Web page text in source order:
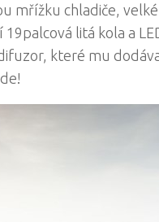
mřížku chladiče,
litá kola a
které mu